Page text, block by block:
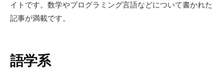
イトです。数学やプログラミング言語などについて書かれた
記事が満載です。
語学系